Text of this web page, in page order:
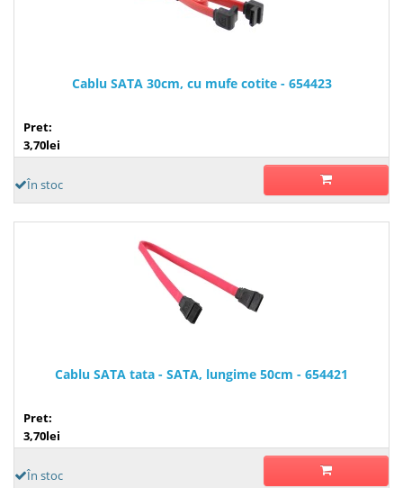
Cablu SATA 30cm, cu mufe cotite - 654423
Pret:
3,70lei
În stoc
Cablu SATA tata - SATA, lungime 50cm - 654421
Pret:
3,70lei
În stoc